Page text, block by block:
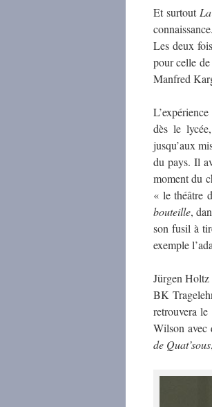
Et surtout
Les deux
pour celle
Manfred
dès le
jusqu’aux
du pays. Il
moment du
« le théâtre
bouteille,
son fusil à
exemple
Jürgen Holtz
BK
retrouvera
Wilson avec
de Quat’sous